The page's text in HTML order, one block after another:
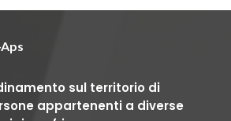
sul territorio di
appartenenti a diverse